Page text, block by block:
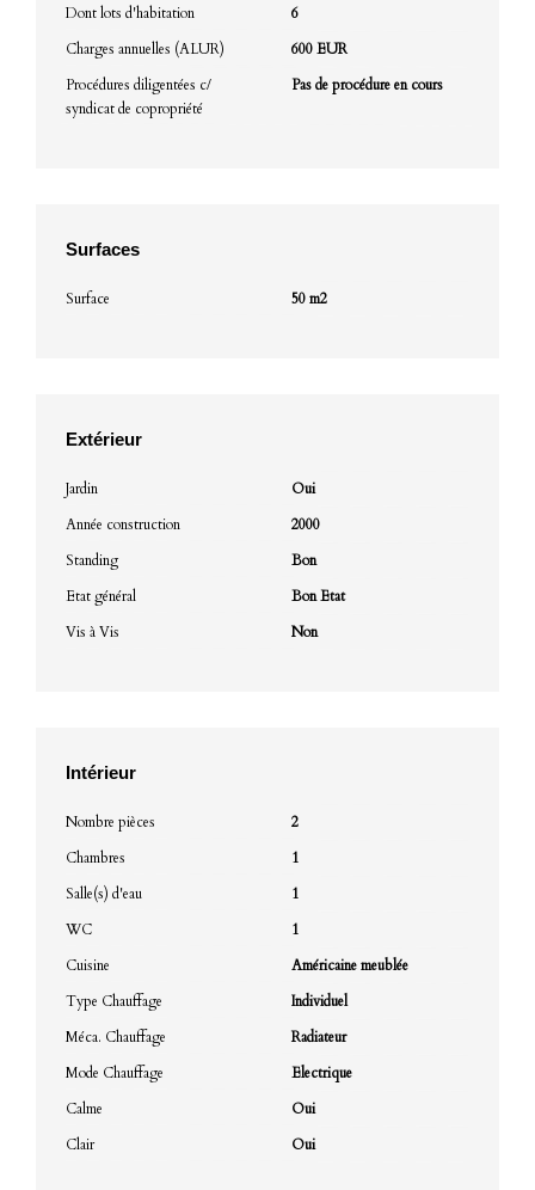
Dont lots d'habitation
6
Charges annuelles (ALUR)
600 EUR
Procédures diligentées c/
syndicat de copropriété
Pas de procédure en cours
Surfaces
Surface 50 m2
Extérieur
Jardin
Oui
Année construction
2000
Standing
Bon
Etat général
Bon Etat
Vis à Vis
Non
Intérieur
Nombre pièces
2
Chambres
1
Salle(s) d'eau
1
WC
1
Cuisine
Américaine meublée
Type Chauffage
Individuel
Méca. Chauffage
Radiateur
Mode Chauffage
Electrique
Calme
Oui
Clair
Oui